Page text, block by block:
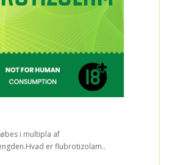
i multipla af
er flubrotizolam..